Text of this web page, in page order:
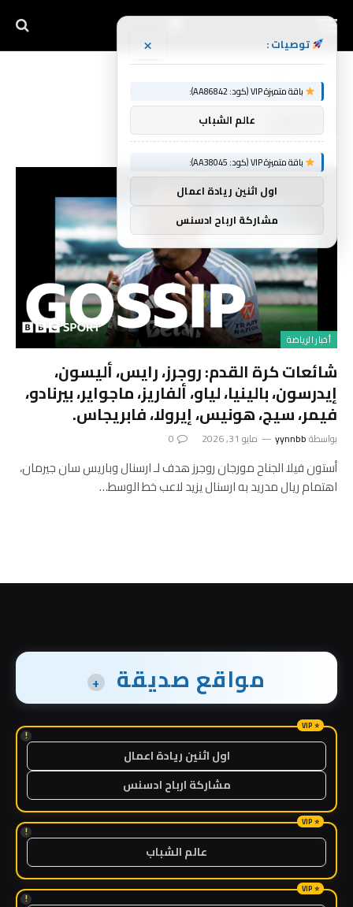
أخبار الرياضة
شائعات كرة القدم: روجرز، رايس، أليسون،
إيدرسون، بالينيا، لياو، ألفاريز، ماجواير، بيرنادو،
فيمر، سيج، هونيس، إيرولا، فابريجاس.
بواسطةyynnbb مايو 31, 2026 0
أستون فيلا الجناح مورجان روجرز هدف لـ ارسنال وباريس سان جيرمان،
اهتمام ريال مدريد به ارسنال يزيد لاعب خط الوسط…
مواقع صديقة +
!
اول اثنين ريادة اعمال
مشاركة ارباح ادسنس
!
عالم الشباب
!
توصيات : ×
باقة متميزة VIP (كود: AA86842):
عالم الشباب
باقة متميزة VIP (كود: AA38045):
اول اثنين ريادة اعمال
مشاركة ارباح ادسنس